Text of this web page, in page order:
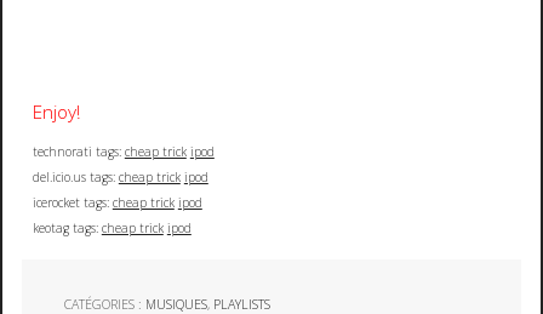
Enjoy!
technorati tags: cheap trick ipod
del.icio.us tags: cheap trick ipod
icerocket tags: cheap trick ipod
keotag tags: cheap trick ipod
CATÉGORIES : MUSIQUES, PLAYLISTS